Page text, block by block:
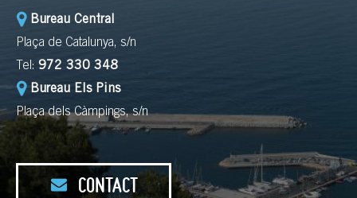
Bureau Central
Plaça de Catalunya, s/n
Tel: 972 330 348
Bureau Els Pins
Plaça dels Càmpings, s/n
CONTACT